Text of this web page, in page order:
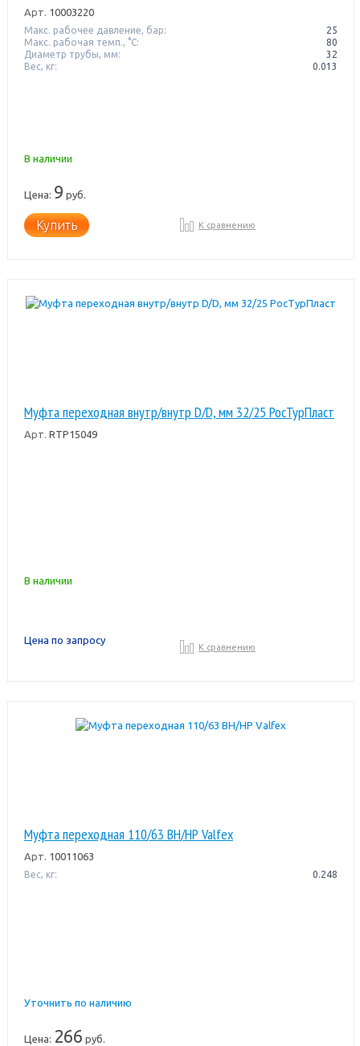
Арт. 10003220
Макс. рабочее давление, бар:
25
Макс. рабочая темп., °С:
80
Диаметр трубы, мм:
32
Вес, кг:
0.013
В наличии
Цена: 9 руб.
Купить К сравнению
Муфта переходная внутр/внутр D/D, мм 32/25 РосТурПласт
Арт. RTP15049
В наличии
Цена по запросу
К сравнению
Муфта переходная 110/63 ВН/НР Valfex
Арт. 10011063
Вес, кг: 0.248
Уточнить по наличию
Цена: 266 руб.